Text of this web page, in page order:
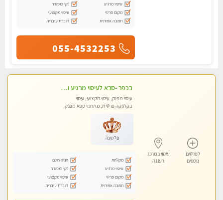
עיסוי מרגיע
נקי ומסודר
מקום פרטי
עיסוי מקצועי
תמונה אמיתית
דוברת עיברית
055-4532253
לפרטים
נוספים
עיסוי במרכז
רעננה
בכפר -סבא לעיסוי מרגיע ומפנק VIP-מומלץ לחלוטין! פרטי! ​​​​​​
עיסוי מפנק, עיסוי מקצועי, עיסוי
בקלניקה פרטית, מתחמי ספא מפנק,
פלטינה
מקלחת
חניה חינם
עיסוי מרגיע
נקי ומסודר
מקום פרטי
עיסוי מקצועי
תמונה אמיתית
דוברת עיברית